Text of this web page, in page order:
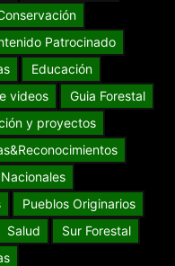
Patrocinado
Educación
videos
Guia Forestal
y proyectos
Pueblos Originarios
Salud
Sur Forestal